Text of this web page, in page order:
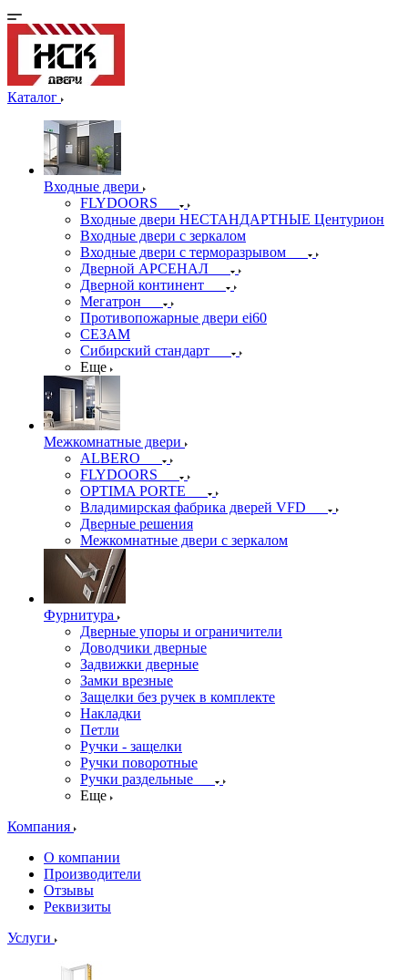
Каталог
Входные двери
FLYDOORS
Входные двери НЕСТАНДАРТНЫЕ Центурион
Входные двери с зеркалом
Входные двери с терморазрывом
Дверной АРСЕНАЛ
Дверной континент
Мегатрон
Противопожарные двери ei60
СЕЗАМ
Сибирский стандарт
Еще
Межкомнатные двери
ALBERO
FLYDOORS
OPTIMA PORTE
Владимирская фабрика дверей VFD
Дверные решения
Межкомнатные двери c зеркалом
Фурнитура
Дверные упоры и ограничители
Доводчики дверные
Задвижки дверные
Замки врезные
Защелки без ручек в комплекте
Накладки
Петли
Ручки - защелки
Ручки поворотные
Ручки раздельные
Еще
Компания
О компании
Производители
Отзывы
Реквизиты
Услуги